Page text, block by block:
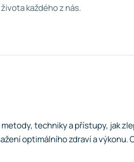
každého z nás.
techniky a přístupy, jak
optimálního zdraví a